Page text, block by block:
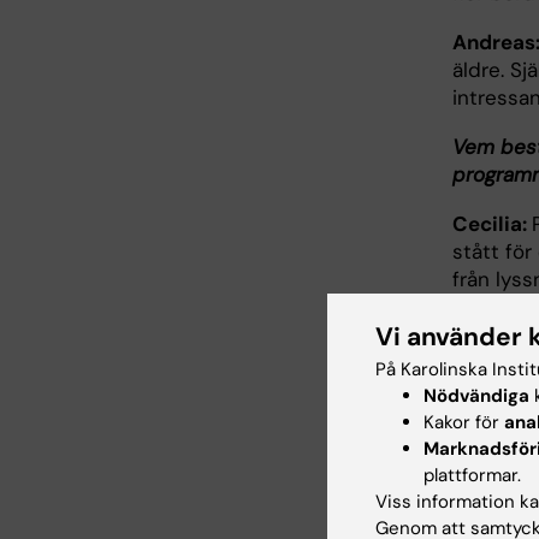
Andreas:
äldre.
Vem
Cecilia:
stått för
från
Till vem
Andreas:
Vi använder
På Karolinska
Nödvändiga
Kakor för
plattformar.
Viss information
Genom att